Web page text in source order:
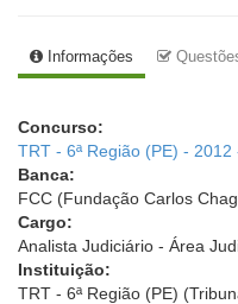
Informações
Concurso:
TRT - 6ª Região (PE) -
Banca:
FCC (Fundação Carlos
Cargo:
Analista Judiciário - Área
Instituição:
TRT - 6ª Região (PE)